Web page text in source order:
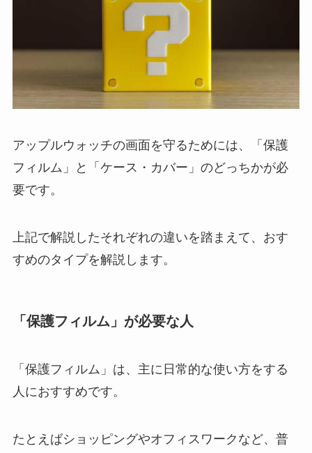
アップルウォッチの画面を守るためには、「保護
フィルム」と「ケース・カバー」のどっちかが必
要です。
上記で解説したそれぞれの違いを踏まえて、おす
すめのタイプを解説します。
「保護フィルム」が必要な人
「保護フィルム」は、主に日常的な使い方をする
人におすすめです。
たとえばショッピングやオフィスワークなど、普